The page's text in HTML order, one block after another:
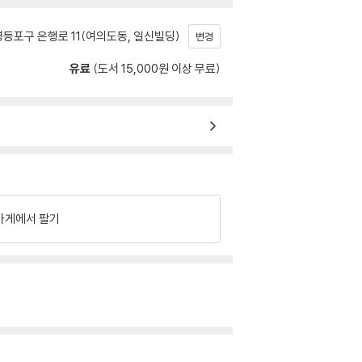
포구 은행로 11(여의도동, 일신빌딩) 변경
유료 (도서 15,000원 이상 무료)
게에서 팔기